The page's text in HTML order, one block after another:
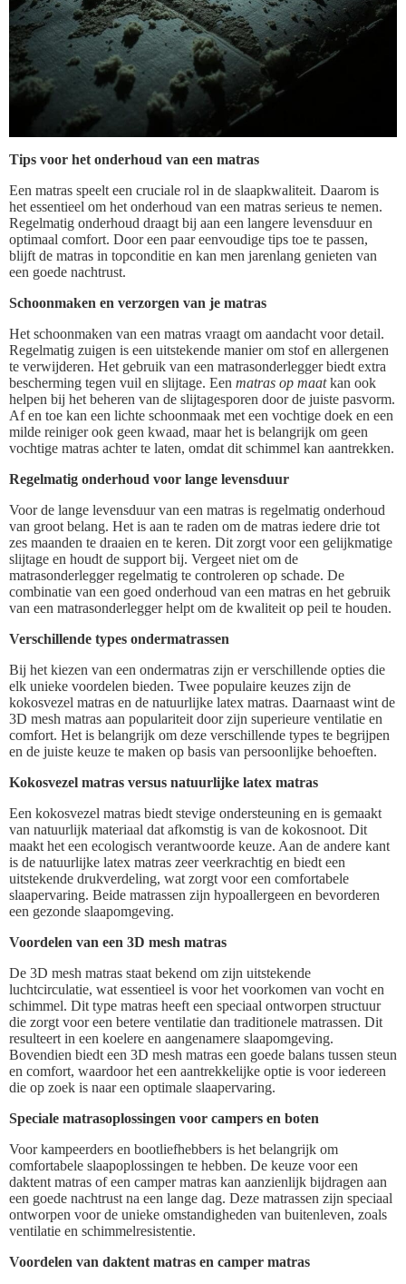
Tips voor het onderhoud van een matras
Een matras speelt een cruciale rol in de slaapkwaliteit. Daarom is
het essentieel om het onderhoud van een matras serieus te nemen.
Regelmatig onderhoud draagt bij aan een langere levensduur en
optimaal comfort. Door een paar eenvoudige tips toe te passen,
blijft de matras in topconditie en kan men jarenlang genieten van
een goede nachtrust.
Schoonmaken en verzorgen van je matras
Het schoonmaken van een matras vraagt om aandacht voor detail.
Regelmatig zuigen is een uitstekende manier om stof en allergenen
te verwijderen. Het gebruik van een matrasonderlegger biedt extra
bescherming tegen vuil en slijtage. Een matras op maatkan ook
helpen bij het beheren van de slijtagesporen door de juiste pasvorm.
Af en toe kan een lichte schoonmaak met een vochtige doek en een
milde reiniger ook geen kwaad, maar het is belangrijk om geen
vochtige matras achter te laten, omdat dit schimmel kan aantrekken.
Regelmatig onderhoud voor lange levensduur
Voor de lange levensduur van een matras is regelmatig onderhoud
van groot belang. Het is aan te raden om de matras iedere drie tot
zes maanden te draaien en te keren. Dit zorgt voor een gelijkmatige
slijtage en houdt de support bij. Vergeet niet om de
matrasonderlegger regelmatig te controleren op schade. De
combinatie van een goed onderhoud van een matras en het gebruik
van een matrasonderlegger helpt om de kwaliteit op peil te houden.
Verschillende types ondermatrassen
Bij het kiezen van een ondermatras zijn er verschillende opties die
elk unieke voordelen bieden. Twee populaire keuzes zijn de
kokosvezel matras en de natuurlijke latex matras. Daarnaast wint de
3D mesh matras aan populariteit door zijn superieure ventilatie en
comfort. Het is belangrijk om deze verschillende types te begrijpen
en de juiste keuze te maken op basis van persoonlijke behoeften.
Kokosvezel matras versus natuurlijke latex matras
Een kokosvezel matras biedt stevige ondersteuning en is gemaakt
van natuurlijk materiaal dat afkomstig is van de kokosnoot. Dit
maakt het een ecologisch verantwoorde keuze. Aan de andere kant
is de natuurlijke latex matras zeer veerkrachtig en biedt een
uitstekende drukverdeling, wat zorgt voor een comfortabele
slaapervaring. Beide matrassen zijn hypoallergeen en bevorderen
een gezonde slaapomgeving.
Voordelen van een 3D mesh matras
De 3D mesh matras staat bekend om zijn uitstekende
luchtcirculatie, wat essentieel is voor het voorkomen van vocht en
schimmel. Dit type matras heeft een speciaal ontworpen structuur
die zorgt voor een betere ventilatie dan traditionele matrassen. Dit
resulteert in een koelere en aangenamere slaapomgeving.
Bovendien biedt een 3D mesh matras een goede balans tussen steun
en comfort, waardoor het een aantrekkelijke optie is voor iedereen
die op zoek is naar een optimale slaapervaring.
Speciale matrasoplossingen voor campers en boten
Voor kampeerders en bootliefhebbers is het belangrijk om
comfortabele slaapoplossingen te hebben. De keuze voor een
daktent matras of een camper matras kan aanzienlijk bijdragen aan
een goede nachtrust na een lange dag. Deze matrassen zijn speciaal
ontworpen voor de unieke omstandigheden van buitenleven, zoals
ventilatie en schimmelresistentie.
Voordelen van daktent matras en camper matras